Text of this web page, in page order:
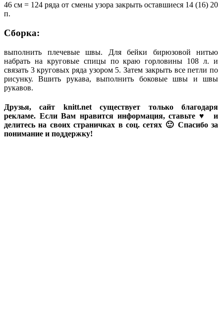
46 см = 124 ряда от смены узора закрыть оставшиеся 14 (16) 20
п.
Сборка:
выполнить плечевые швы. Для бейки бирюзовой нитью
набрать на круговые спицы по краю горловины 108 л. и
связать 3 круговых ряда узором 5. Затем закрыть все петли по
рисунку. Вшить рукава, выполнить боковые швы и швы
рукавов.
Друзья, сайт knitt.net существует только благодаря
рекламе. Если Вам нравится информация, ставьте ♥ и
делитесь на своих страничках в соц. сетях 🙂 Спасибо за
понимание и поддержку!